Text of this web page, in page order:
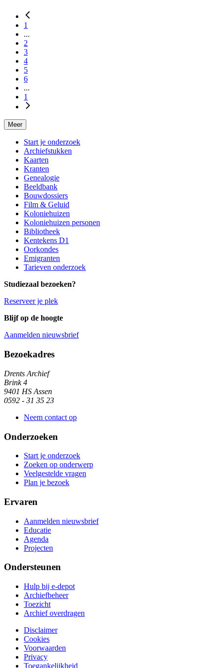
1
...
2
3
4
5
6
...
1
Meer
Start je onderzoek
Archiefstukken
Kaarten
Kranten
Genealogie
Beeldbank
Bouwdossiers
Film & Geluid
Koloniehuizen
Koloniehuizen personen
Bibliotheek
Kentekens D1
Oorkondes
Emigranten
Tarieven onderzoek
Studiezaal bezoeken?
Reserveer je plek
Blijf op de hoogte
Aanmelden nieuwsbrief
Algemene informatie
Bezoekadres
Drents Archief
Brink 4
9401 HS Assen
0592 - 31 35 23
Neem contact op
Onderzoeken
Start je onderzoek
Zoeken op onderwerp
Veelgestelde vragen
Plan je bezoek
Ervaren
Aanmelden nieuwsbrief
Educatie
Agenda
Projecten
Ondersteunen
Hulp bij e-depot
Archiefbeheer
Toezicht
Archief overdragen
Disclaimer
Cookies
Voorwaarden
Privacy
Toegankelijkheid